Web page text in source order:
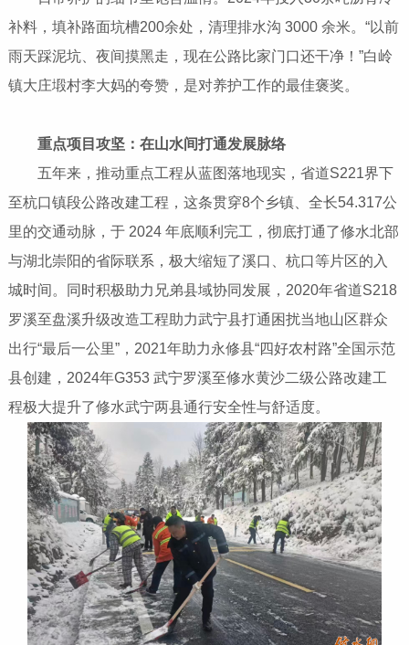
补料，填补路面坑槽200余处，清理排水沟 3000 余米。“以前
雨天踩泥坑、夜间摸黑走，现在公路比家门口还干净！”白岭
镇大庄塅村李大妈的夸赞，是对养护工作的最佳褒奖。
重点项目攻坚：在山水间打通发展脉络
五年来，推动重点工程从蓝图落地现实，省道S221界下
至杭口镇段公路改建工程，这条贯穿8个乡镇、全长54.317公
里的交通动脉，于 2024 年底顺利完工，彻底打通了修水北部
与湖北崇阳的省际联系，极大缩短了溪口、杭口等片区的入
城时间。同时积极助力兄弟县域协同发展，2020年省道S218
罗溪至盘溪升级改造工程助力武宁县打通困扰当地山区群众
出行“最后一公里”，2021年助力永修县“四好农村路”全国示范
县创建，2024年G353 武宁罗溪至修水黄沙二级公路改建工
程极大提升了修水武宁两县通行安全性与舒适度。